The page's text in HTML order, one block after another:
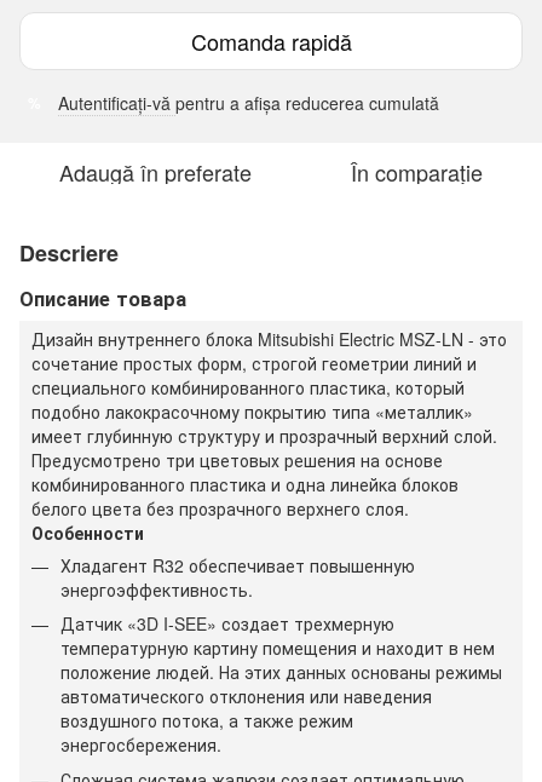
Comanda rapidă
Autentificați-vă pentru a afișa reducerea cumulată
Adaugă în preferate În comparație
Descriere
Описание товара
Дизайн внутреннего блока Mitsubishi Electric MSZ-LN - это
сочетание простых форм, строгой геометрии линий и
специального комбинированного пластика, который
подобно лакокрасочному покрытию типа «металлик»
имеет глубинную структуру и прозрачный верхний слой.
Предусмотрено три цветовых решения на основе
комбинированного пластика и одна линейка блоков
белого цвета без прозрачного верхнего слоя.
Особенности
Хладагент R32 обеспечивает повышенную
энергоэффективность.
Датчик «3D I-SEE» создает трехмерную
температурную картину помещения и находит в нем
положение людей. На этих данных основаны режимы
автоматического отклонения или наведения
воздушного потока, а также режим
энергосбережения.